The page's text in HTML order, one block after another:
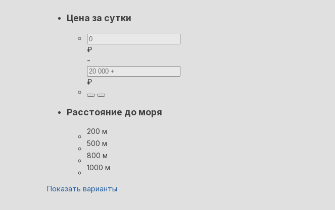
Цена за сутки
₽
-
₽
Расстояние до моря
200 м
500 м
800 м
1000 м
Показать варианты